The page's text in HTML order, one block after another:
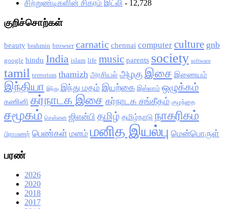
சிற்றுண்டிகளின் சிகரம் இட்லி - 12,728
குறிச்சொற்கள்
beauty brahmin browser carnatic chennai computer culture gnb
google hindu India islam life music parents society software
tamil terrorism thamizh அரசியல் அழகு இசை இணையம்
இந்தியா இந்து இந்து மதம் இயற்கை இஸ்லாம் ஒழுக்கம்
கணினி கர்நாடக இசை கர்நாடக சங்கீதம் குழந்தை
சமூகம் சென்னை ஜிஎன்பி தமிழ் தமிழ்நாடு நாகரிகம்
பிராமணர் பெண்கள் மனம் மனித இயல்பு மென்பொருள்
பரண்
2026
2020
2018
2017